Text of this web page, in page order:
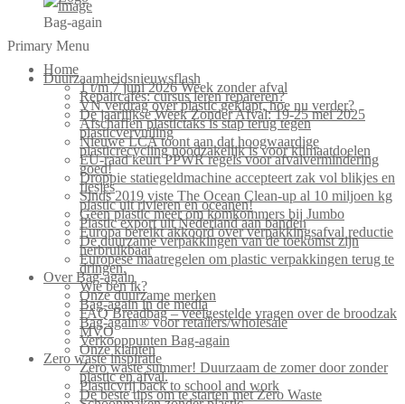
Bag-again
Primary Menu
Home
Duurzaamheidsnieuwsflash
1 t/m 7 juni 2026 Week zonder afval
Repaircafés: cursus leren repareren?
VN verdrag over plastic geklapt, hoe nu verder?
De jaarlijkse Week Zonder Afval: 19-25 mei 2025
Afschaffen plastictaks is stap terug tegen
plasticvervuiling
Nieuwe LCA toont aan dat hoogwaardige
plasticrecycling noodzakelijk is voor klimaatdoelen
EU-raad keurt PPWR regels voor afvalvermindering
goed!
Droppie statiegeldmachine accepteert zak vol blikjes en
flesjes
Sinds 2019 viste The Ocean Clean-up al 10 miljoen kg
plastic uit rivieren en oceanen!
Geen plastic meer om komkommers bij Jumbo
Plastic export uit Nederland aan banden
Europa bereikt akkoord over verpakkingsafval reductie
De duurzame verpakkingen van de toekomst zijn
herbruikbaar
Europese maatregelen om plastic verpakkingen terug te
dringen.
Over Bag-again
Wie ben ik?
Onze duurzame merken
Bag-again in de media
FAQ Breadbag – veelgestelde vragen over de broodzak
Bag-again® voor retailers/wholesale
MVO
Verkooppunten Bag-again
Onze klanten
Zero waste inspiratie
Zero waste summer! Duurzaam de zomer door zonder
plastic en afval.
Plasticvrij back to school and work
De beste tips om te starten met Zero Waste